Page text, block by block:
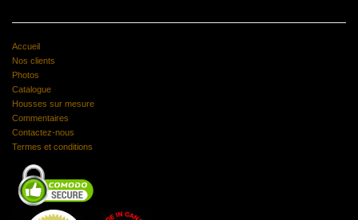
Accueil
Nos clients
Photos
Catalogue
Housses sur mesure
Commentaires
Contactez-nous
Termes et conditions